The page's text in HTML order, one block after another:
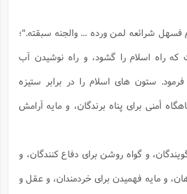
فسهل شرائعه لمن ورده ... والجنه سبقته."؛
راه اسلام را گشود، و راه نوشيدن آب
ستون هاى اسلام را در برابر ستيزه
أمنى براى پناه برندگان، و مايه آرامش
و گواه روشن براى دفاع كنندگان، و
و مايه فهميدن براى خردمندان، و عقل و